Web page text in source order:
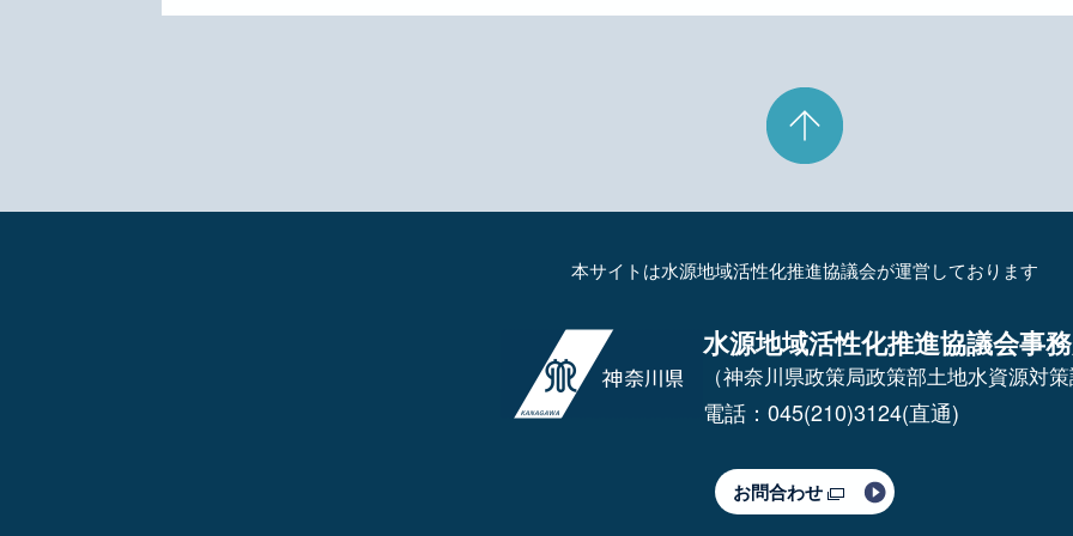
本サイトは水源地域活性化推進協議会が運営しております
水源地域活性化推進協議会事
（神奈川県政策局政策部土地水資源対
電話：045(210)3124(直通)
お問合わせ